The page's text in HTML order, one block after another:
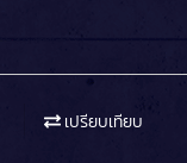
เปรียบเทียบ